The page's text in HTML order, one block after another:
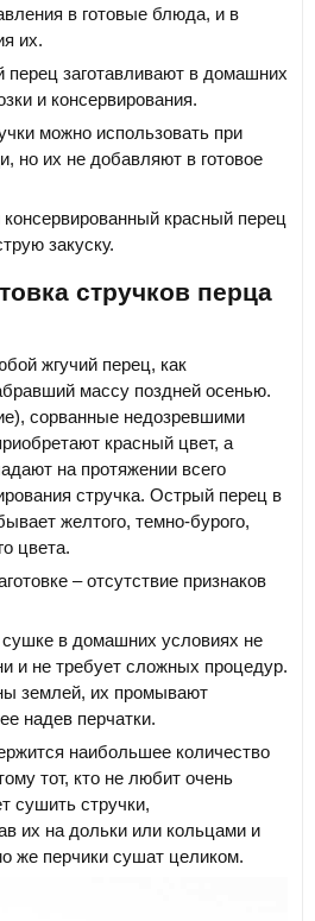
в готовые блюда, и в
их.
перец заготавливают в домашних
и консервирования.
можно использовать при
но их не добавляют в готовое
красный перец
закуску.
стручков перца
жгучий перец, как
массу поздней осенью.
сорванные недозревшими
красный цвет, а
на протяжении всего
стручка. Острый перец в
желтого, темно-бурого,
цвета.
– отсутствие признаков
сушке в домашних условиях не
и не требует сложных процедур.
землей, их промывают
надев перчатки.
наибольшее количество
тот, кто не любит очень
сушить стручки,
их на дольки или кольцами и
же перчики сушат целиком.